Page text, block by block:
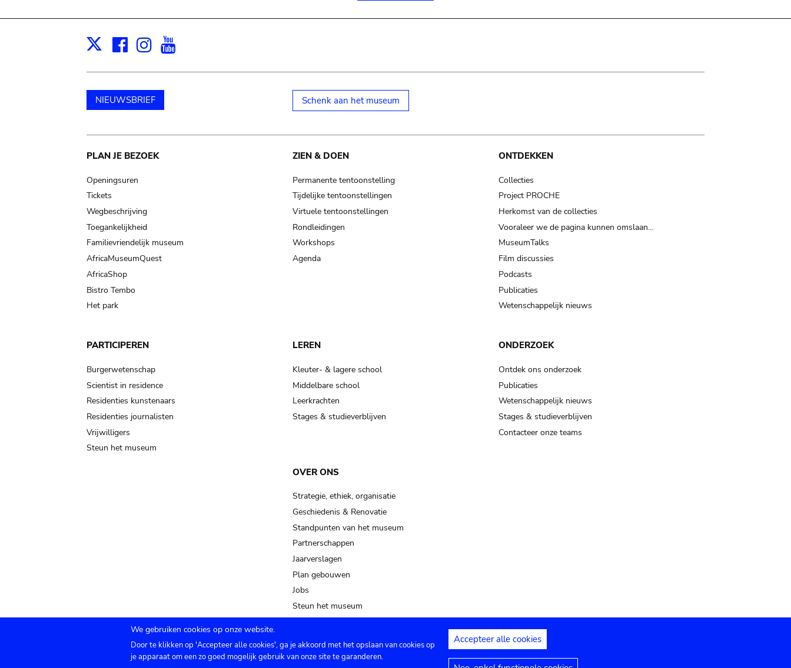
X Facebook
Instagram
NIEUWSBRIEF Schenk aan het museum
Main
navigation
PLAN JE BEZOEK
Openingsuren
Tickets
Wegbeschrijving
Toegankelijkheid
Familievriendelijk museum
AfricaMuseumQuest
AfricaShop
Bistro Tembo
Het park
ZIEN & DOEN
Permanente tentoonstelling
Tijdelijke tentoonstellingen
Virtuele tentoonstellingen
Rondleidingen
Workshops
Agenda
ONTDEKKEN
Collecties
Project PROCHE
Herkomst van de collecties
Vooraleer we de pagina kunnen omslaan…
MuseumTalks
Film discussies
Podcasts
Publicaties
Wetenschappelijk nieuws
PARTICIPEREN
Burgerwetenschap
Scientist in residence
Residenties kunstenaars
Residenties journalisten
Vrijwilligers
Steun het museum
LEREN
Kleuter- & lagere school
Middelbare school
Leerkrachten
Stages & studieverblijven
ONDERZOEK
Ontdek ons onderzoek
Publicaties
Wetenschappelijk nieuws
Stages & studieverblijven
Contacteer onze teams
OVER ONS
Strategie, ethiek, organisatie
Geschiedenis & Renovatie
Standpunten van het museum
Partnerschappen
Jaarverslagen
Plan gebouwen
Jobs
Steun het museum
Submenu
Agenda Pers Zaalverhuur Contact Privacy instellingen Juridische mededelingen
We gebruiken cookies op onze website.
Door te klikken op 'Accepteer alle cookies', ga je akkoord met het opslaan van cookies op
je apparaat om een zo goed mogelijk gebruik van onze site te garanderen.
Accepteer alle cookies